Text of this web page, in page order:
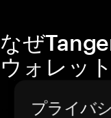
なぜ
ウォレッ
プライバ